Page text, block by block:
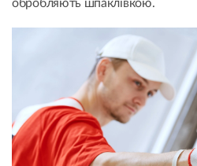
обробляють шпаклівкою.